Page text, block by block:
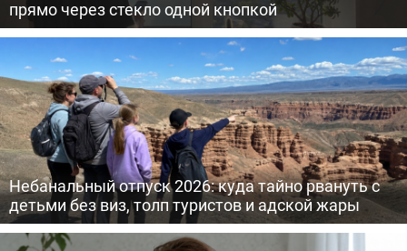
прямо через стекло одной кнопкой
Небанальный отпуск 2026: куда тайно рвануть с
детьми без виз, толп туристов и адской жары